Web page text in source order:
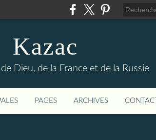
Kazac
Dieu, de la France et de la Russie
PAGES ARCHIVES CONTACT